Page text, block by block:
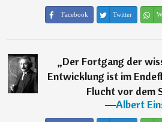
Facebook Twitter
„Der Fortgang der
Entwicklung ist im
Flucht vor dem
―Albert